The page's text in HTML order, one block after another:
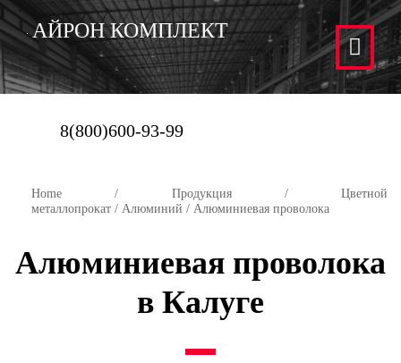
АЙРОН КОМПЛЕКТ
8(800)600-93-99
Home / Продукция/ Цветной
металлопрокат / Алюминий / Алюминиевая проволока
Алюминиевая проволока
в Калуге